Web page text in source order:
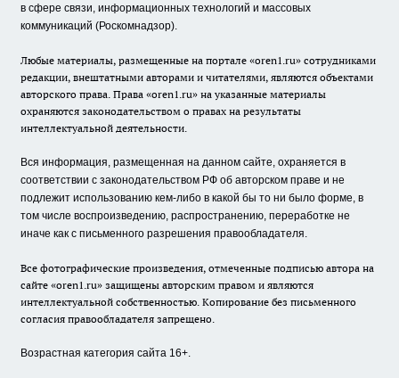
в сфере связи, информационных технологий и массовых
коммуникаций (Роскомнадзор).
Любые материалы, размещенные на портале «oren1.ru» сотрудниками
редакции, внештатными авторами и читателями, являются объектами
авторского права. Права «oren1.ru» на указанные материалы
охраняются законодательством о правах на результаты
интеллектуальной деятельности.
Вся информация, размещенная на данном сайте, охраняется в
соответствии с законодательством РФ об авторском праве и не
подлежит использованию кем-либо в какой бы то ни было форме, в
том числе воспроизведению, распространению, переработке не
иначе как с письменного разрешения правообладателя.
Все фотографические произведения, отмеченные подписью автора на
сайте «oren1.ru» защищены авторским правом и являются
интеллектуальной собственностью. Копирование без письменного
согласия правообладателя запрещено.
Возрастная категория сайта 16+.